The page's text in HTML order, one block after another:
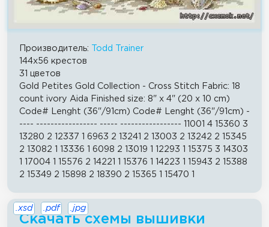
Производитель:
Todd Trainer
144x56 крестов
31 цветов
Gold Petites Gold Collection - Cross Stitch Fabric: 18
count ivory Aida Finished size: 8" x 4" (20 x 10 cm)
Code# Lenght (36"/91cm) Code# Lenght (36"/91cm) -
---- ----------------- ----- ----------------- 11001 4 15360 3
13280 2 12337 1 6963 2 13241 2 13003 2 13242 2 15345
2 13082 1 13336 1 6098 2 13019 1 12293 1 15375 3 14303
1 17004 1 15576 2 14221 1 15376 1 14223 1 15943 2 15388
2 15349 2 15898 2 18390 2 15365 1 15470 1
Скачать схемы вышивки
.xsd .pdf .jpg